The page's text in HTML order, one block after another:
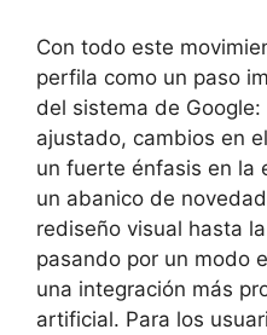
Con todo este
perfila como un paso
del sistema de
ajustado, cambios en
un fuerte énfasis en la
un abanico de
rediseño visual hasta
pasando por un modo
una integración más
artificial. Para los